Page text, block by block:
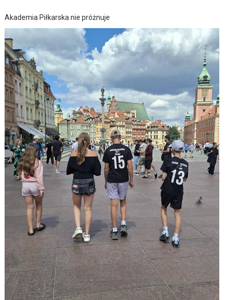
Akademia Piłkarska nie próżnuje